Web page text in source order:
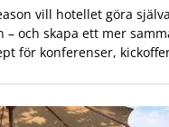
vill hotellet göra
– och skapa ett mer
för konferenser,